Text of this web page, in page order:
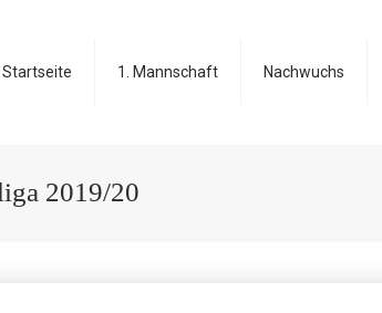
Startseite 1. Mannschaft Nachwuchs
2019/20